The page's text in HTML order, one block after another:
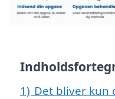
1) Det bliver kun